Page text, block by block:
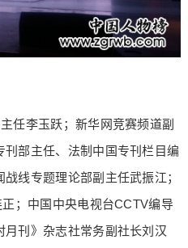
任李玉跃；新华网竞赛频道副
部主任、法制中国专刊栏目编
线专题理论部副主任武振江；
；中国中央电视台CCTV编导
刊》杂志社常务副社长刘汉